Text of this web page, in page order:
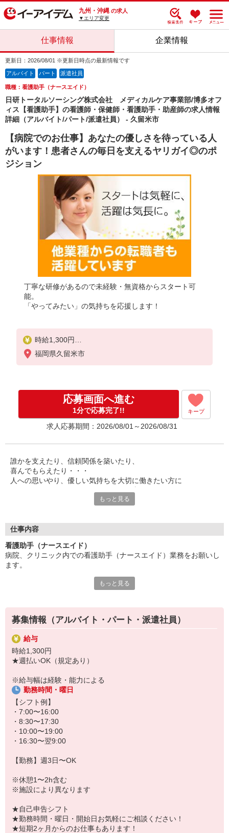
九州・沖縄 の求人
▼エリア変更
仕事情報 企業情報
更新日：2026/08/01 ※更新日時点の最新情報です
アルバイト パート 派遣社員
職種：看護助手（ナースエイド）
日研トータルソーシング株式会社 メディカルケア事業部/博多オフ
ィス【看護助手】の看護師・保健師・看護助手・助産師の求人情報
詳細（アルバイト/パート/派遣社員） - 久留米市
【病院でのお仕事】あなたの優しさを待っている人
がいます！患者さんの毎日を支えるヤリガイ◎のポ
ジション
丁寧な研修があるので未経験・無資格からスタート可
能。
「やってみたい」の気持ちを応援します！
時給1,300円
★週払いOK（規定あり）
福岡県久留米市
応募画面へ進む
1分で応募完了!! キープ
求人応募期間：2026/08/01～2026/08/31
誰かを支えたり、信頼関係を築いたり、
喜んでもらえたり・・・
人への思いやり、優しい気持ちを大切に働きたい方に
患者さんの身の回りのお世話をすることが多いため、
くことも。
そんな時は特にやりがいを感じられます。
勤務場所やワークスタイル、環境など・・・
遠慮なく希望を聞かせてください◎
もっと見る
仕事内容
看護助手（ナースエイド）
病院、クリニック内での看護助手（ナースエイド）業務をお願いし
ます。
・医療器具の洗浄や消毒
・シーツ交換やベッドメイキング
・伝票や診療材料等の補充、整理
・診療補助
・メッセンジャー業務
など
★無資格・未経験OK！未経験から医療業界デビューできちゃいます
★病院、クリニック内は冷暖房完備！いつでも快適にお仕事できま
すよ！
あなたのスキルに合わせて少しずつお仕事をお願いしていきます。
若手からミドル、中高年（エルダー）、シニア世代まで幅広く活躍
「近くの病院で働きたい」
「大手病院で働きたい」
「すぐに働けるところはないかな…」
そんな方もぜひ！お気軽にご連絡ください♪
もっと見る
募集情報（アルバイト・パート・派遣社員）
給与
時給1,300円
★週払いOK（規定あり）
※給与幅は経験・能力による
勤務時間・曜日
【シフト例】
・7:00〜16:00
・8:30〜17:30
・10:00〜19:00
・16:30〜翌9:00
【勤務】週3日〜OK
※休憩1〜2h含む
※施設により異なります
★自己申告シフト
★勤務時間・曜日・開始日お気軽にご相談ください！
★短期2ヶ月からのお仕事もあります！